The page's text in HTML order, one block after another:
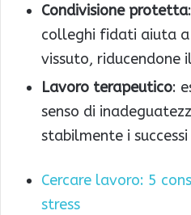
Condivisione protetta
colleghi fidati aiuta
vissuto, riducendone
Lavoro terapeutico:
senso di
stabilmente i
Cercare lavoro: 5
stress